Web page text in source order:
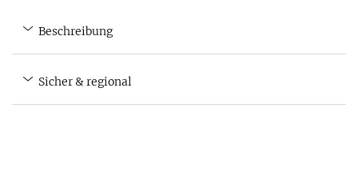
Beschreibung
Sicher & regional